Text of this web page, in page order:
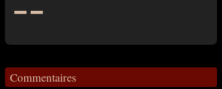
Commentaires